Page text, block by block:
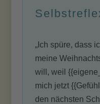
„Ich spüre, dass
meine
will, weil
mich jetzt
den nächsten